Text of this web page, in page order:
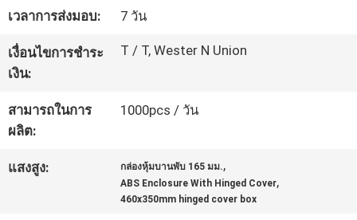
คุณภาพ
ติดต่อ
เรา
ขอ
เวลาการส่งมอบ: 7 วัน
เงื่อนไขการชำระ
เงิน:
T / T, Wester N Union
สามารถในการ
ผลิต:
1000pcs / วัน
แสงสูง: กล่องหุ้มบานพับ 165 มม.,
ABS Enclosure With Hinged Cover,
460x350mm hinged cover box